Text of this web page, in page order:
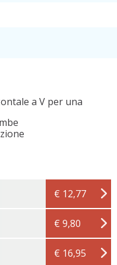
a V per una
€ 12,77
€ 9,80
€ 16,95